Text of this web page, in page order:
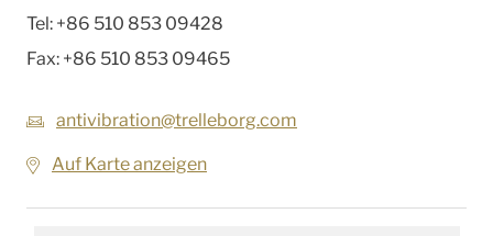
Tel: +86 510 853 09428
Fax: +86 510 853 09465
antivibration@trelleborg.com
Auf Karte anzeigen